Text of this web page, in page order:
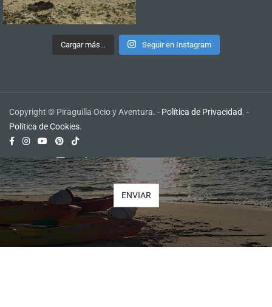
Cargar más... Seguir en Instagram
Copyright © Piraguilla Ocio y Aventura. - Política de Privacidad. -
Política de Cookies.
Para recibir las mejores ofertas
ENVIAR
Your